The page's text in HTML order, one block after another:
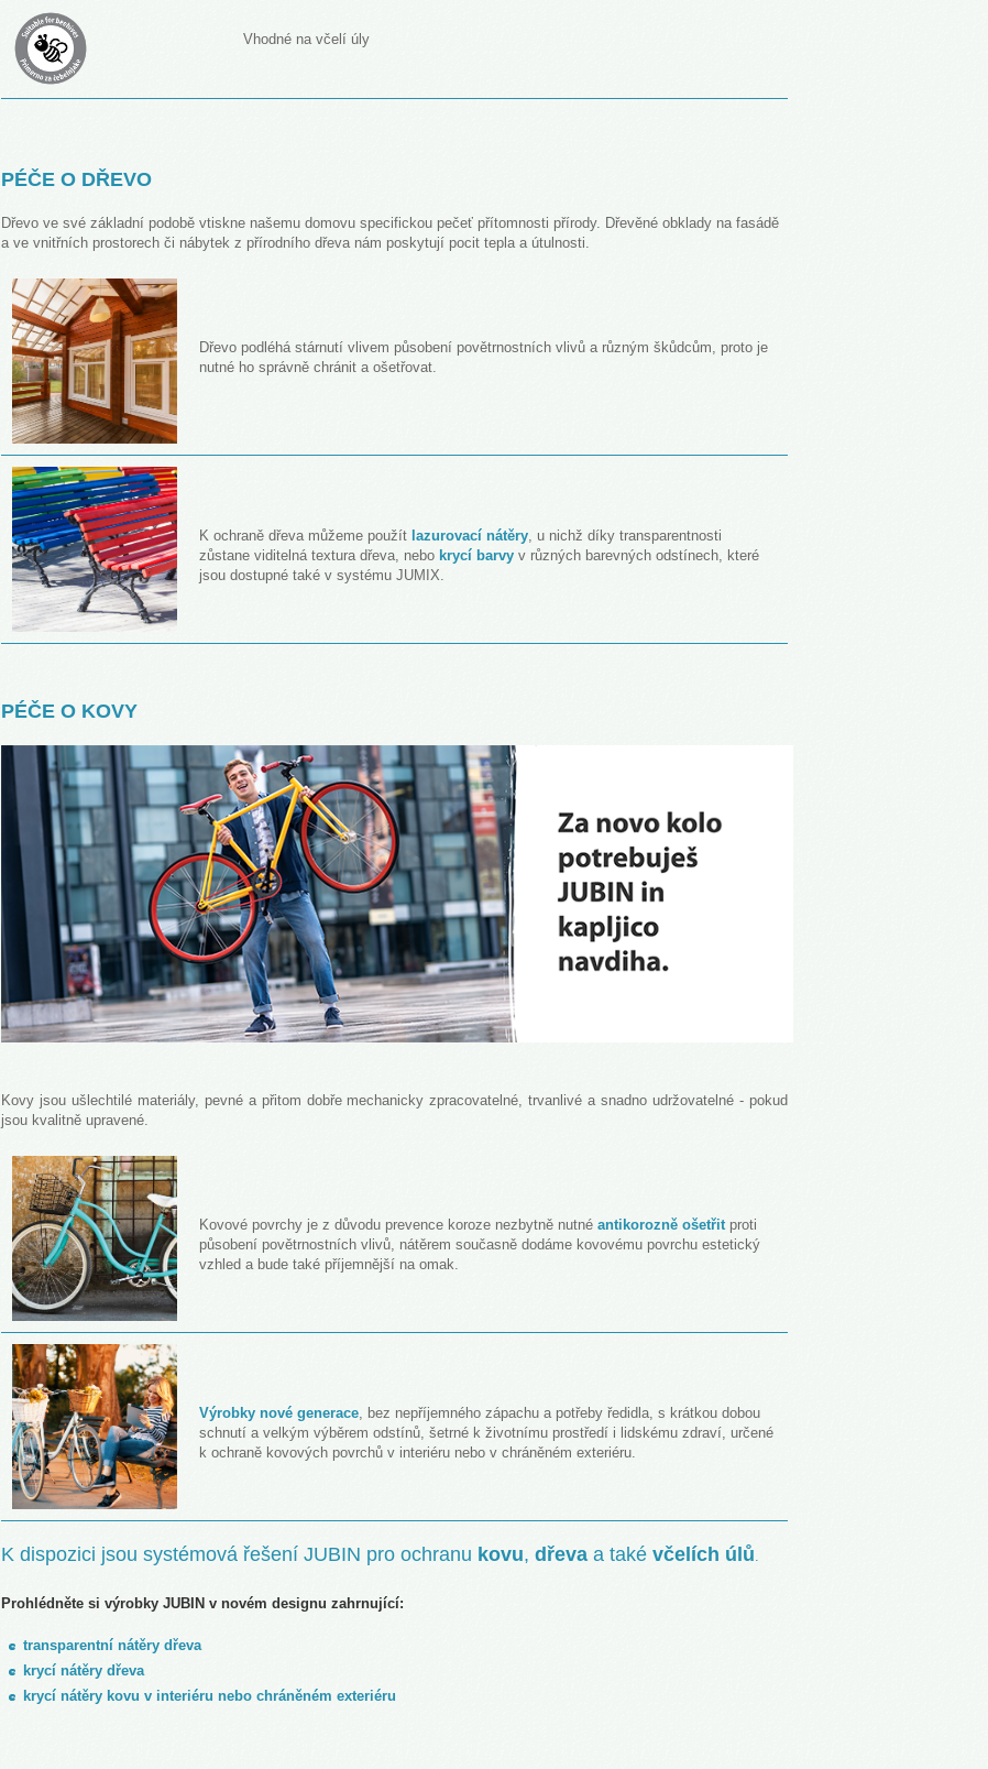
Vhodné na včelí úly
PÉČE O DŘEVO
Dřevo ve své základní podobě vtiskne našemu domovu specifickou pečeť přítomnosti přírody. Dřevěné obklady na fasádě
a ve vnitřních prostorech či nábytek z přírodního dřeva nám poskytují pocit tepla a útulnosti.
Dřevo podléhá stárnutí vlivem působení povětrnostních vlivů a různým škůdcům, proto je
nutné ho správně chránit a ošetřovat.
K ochraně dřeva můžeme použít lazurovací nátěry, u nichž díky transparentnosti
zůstane viditelná textura dřeva, nebo krycí barvy v různých barevných odstínech, které
jsou dostupné také v systému JUMIX.
PÉČE O KOVY
Kovy jsou ušlechtilé materiály, pevné a přitom dobře mechanicky zpracovatelné, trvanlivé a snadno udržovatelné - pokud
jsou kvalitně upravené.
Kovové povrchy je z důvodu prevence koroze nezbytně nutné antikorozně ošetřitproti
působení povětrnostních vlivů, nátěrem současně dodáme kovovému povrchu estetický
vzhled a bude také příjemnější na omak.
Výrobky nové generace, bez nepříjemného zápachu a potřeby ředidla, s krátkou dobou
schnutí a velkým výběrem odstínů, šetrné k životnímu prostředí i lidskému zdraví, určené
k ochraně kovových povrchů v interiéru nebo v chráněném exteriéru.
K dispozici jsou systémová řešení JUBIN pro ochranu kovu, dřeva a také včelích úlů.
Prohlédněte si výrobky JUBIN v novém designu zahrnující:
transparentní nátěry dřeva
krycí nátěry dřeva
krycí nátěry kovu v interiéru nebo chráněném exteriéru